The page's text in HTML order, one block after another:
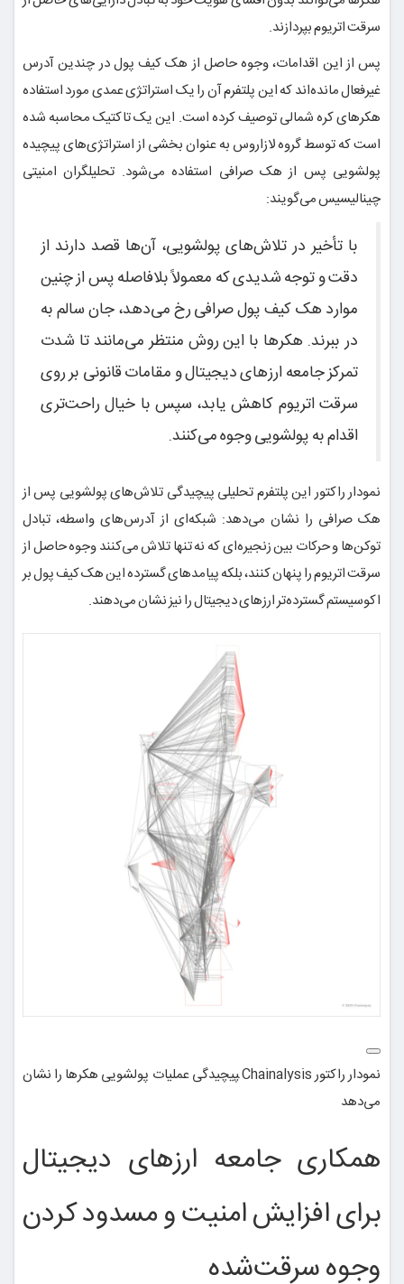
سرقت اتریوم بپردازند.
پس از این اقدامات، وجوه حاصل از هک کیف پول در چندین آدرس
غیرفعال مانده‌اند که این پلتفرم آن را یک استراتژی عمدی مورد استفاده
هکرهای کره شمالی توصیف کرده است. این یک تاکتیک محاسبه شده
است که توسط گروه لازاروس به عنوان بخشی از استراتژی‌های پیچیده
پولشویی پس از هک صرافی استفاده می‌شود. تحلیلگران امنیتی
چینالیسیس می‌گویند:
با تأخیر در تلاش‌های پولشویی، آن‌ها قصد دارند از
دقت و توجه شدیدی که معمولاً بلافاصله پس از چنین
موارد هک کیف پول صرافی رخ می‌دهد، جان سالم به
در ببرند. هکرها با این روش منتظر می‌مانند تا شدت
تمرکز جامعه ارزهای دیجیتال و مقامات قانونی بر روی
سرقت اتریوم کاهش یابد، سپس با خیال راحت‌تری
اقدام به پولشویی وجوه می‌کنند.
نمودار راکتور این پلتفرم تحلیلی پیچیدگی تلاش‌های پولشویی پس از
هک صرافی را نشان می‌دهد: شبکه‌ای از آدرس‌های واسطه، تبادل
توکن‌ها و حرکات بین زنجیره‌ای که نه تنها تلاش می‌کنند وجوه حاصل از
سرقت اتریوم را پنهان کنند، بلکه پیامدهای گسترده این هک کیف پول بر
اکوسیستم گسترده‌تر ارزهای دیجیتال را نیز نشان می‌دهند.
نمودار راکتور Chainalysis ‍پیچیدگی عملیات پولشویی هکرها را نشان
می‌دهد
همکاری جامعه ارزهای دیجیتال
برای افزایش امنیت و مسدود کردن
وجوه سرقت‌شده